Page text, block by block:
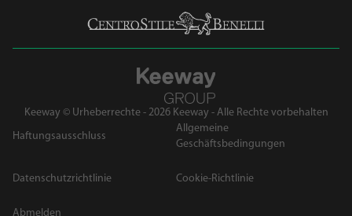
Keeway © Urheberrechte - 2026 Keeway - Alle Rechte vorbehalten
Haftungsausschluss
Allgemeine
Geschäftsbedingungen
Datenschutzrichtlinie Cookie-Richtlinie
Abmelden